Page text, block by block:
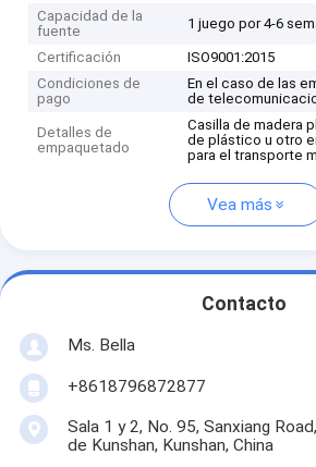
Capacidad de la
fuente
1 juego por 4-6
Certificación
ISO9001:2015
Condiciones de
pago
En el caso de las
de
Detalles de
empaquetado
Casilla de madera
de plástico u otro
para el transporte
Vea más
Contacto
Ms. Bella
+8618796872877
Sala 1 y 2, No. 95, Sanxiang
de Kunshan, Kunshan, China